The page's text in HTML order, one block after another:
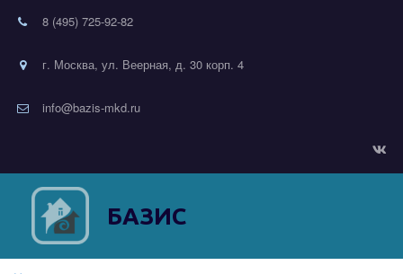
8 (495) 725-92-82
г. Москва, ул. Веерная, д. 30 корп. 4
info@bazis-mkd.ru
БАЗИС